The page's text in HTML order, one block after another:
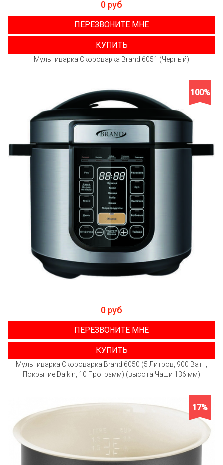
0 руб
ПЕРЕЗВОНИТЕ МНЕ
КУПИТЬ
Мультиварка Скороварка Brand 6051 (Черный)
100%
0 руб
ПЕРЕЗВОНИТЕ МНЕ
КУПИТЬ
Мультиварка Скороварка Brand 6050 (5 Литров, 900 Ватт,
Покрытие Daikin, 10 Программ) (высота Чаши 136 мм)
17%